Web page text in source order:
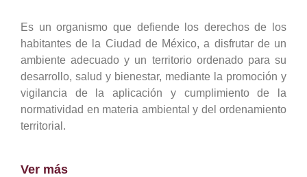
Es un organismo que defiende los derechos de los
habitantes de la Ciudad de México, a disfrutar de un
ambiente adecuado y un territorio ordenado para su
desarrollo, salud y bienestar, mediante la promoción y
vigilancia de la aplicación y cumplimiento de la
normatividad en materia ambiental y del ordenamiento
territorial.
Ver más